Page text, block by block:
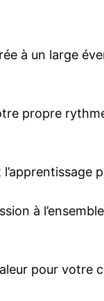
à un large
propre
à
pour votre